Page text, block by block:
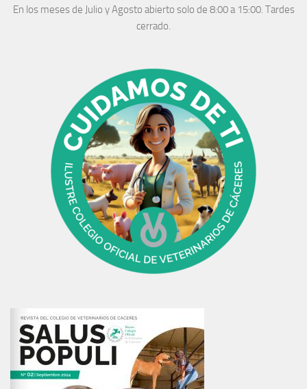
En los meses de Julio y Agosto abierto solo de 8:00 a 15:00. Tardes
cerrado.